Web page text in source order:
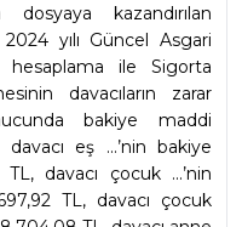
kazandırılan
yılı Güncel Asgari
hesaplama ile Sigorta
davacıların zarar
bakiye maddi
eş ...’nin bakiye
davacı çocuk ...’nin
TL, davacı çocuk